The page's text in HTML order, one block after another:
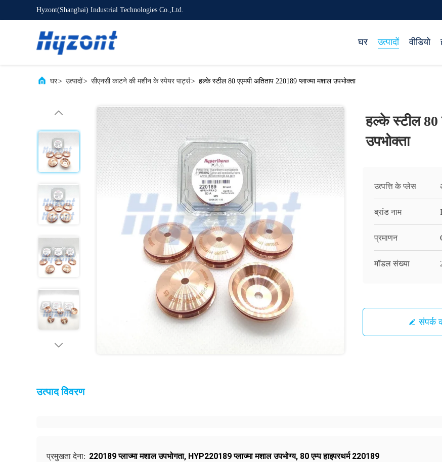
Hyzont(Shanghai) Industrial Technologies Co.,Ltd.
घर उत्पादों वीडियो
घर> उत्पादों> सीएनसी काटने की मशीन के स्पेयर पार्ट्स> हल्के स्टील 80 एएमपी अतिताप 220189 प्लाज्मा मशाल उपभोक्ता
हल्के स्टील 80
उपभोक्ता
उत्पत्ति के प्लेस
ब्रांड नाम
प्रमाणन
मॉडल संख्या
संपर्क
उत्पाद विवरण
प्रमुखता देना: 220189 प्लाज्मा मशाल उपभोगता, HYP220189 प्लाज्मा मशाल उपभोग्य, 80 एम्प हाइपरथर्म 220189